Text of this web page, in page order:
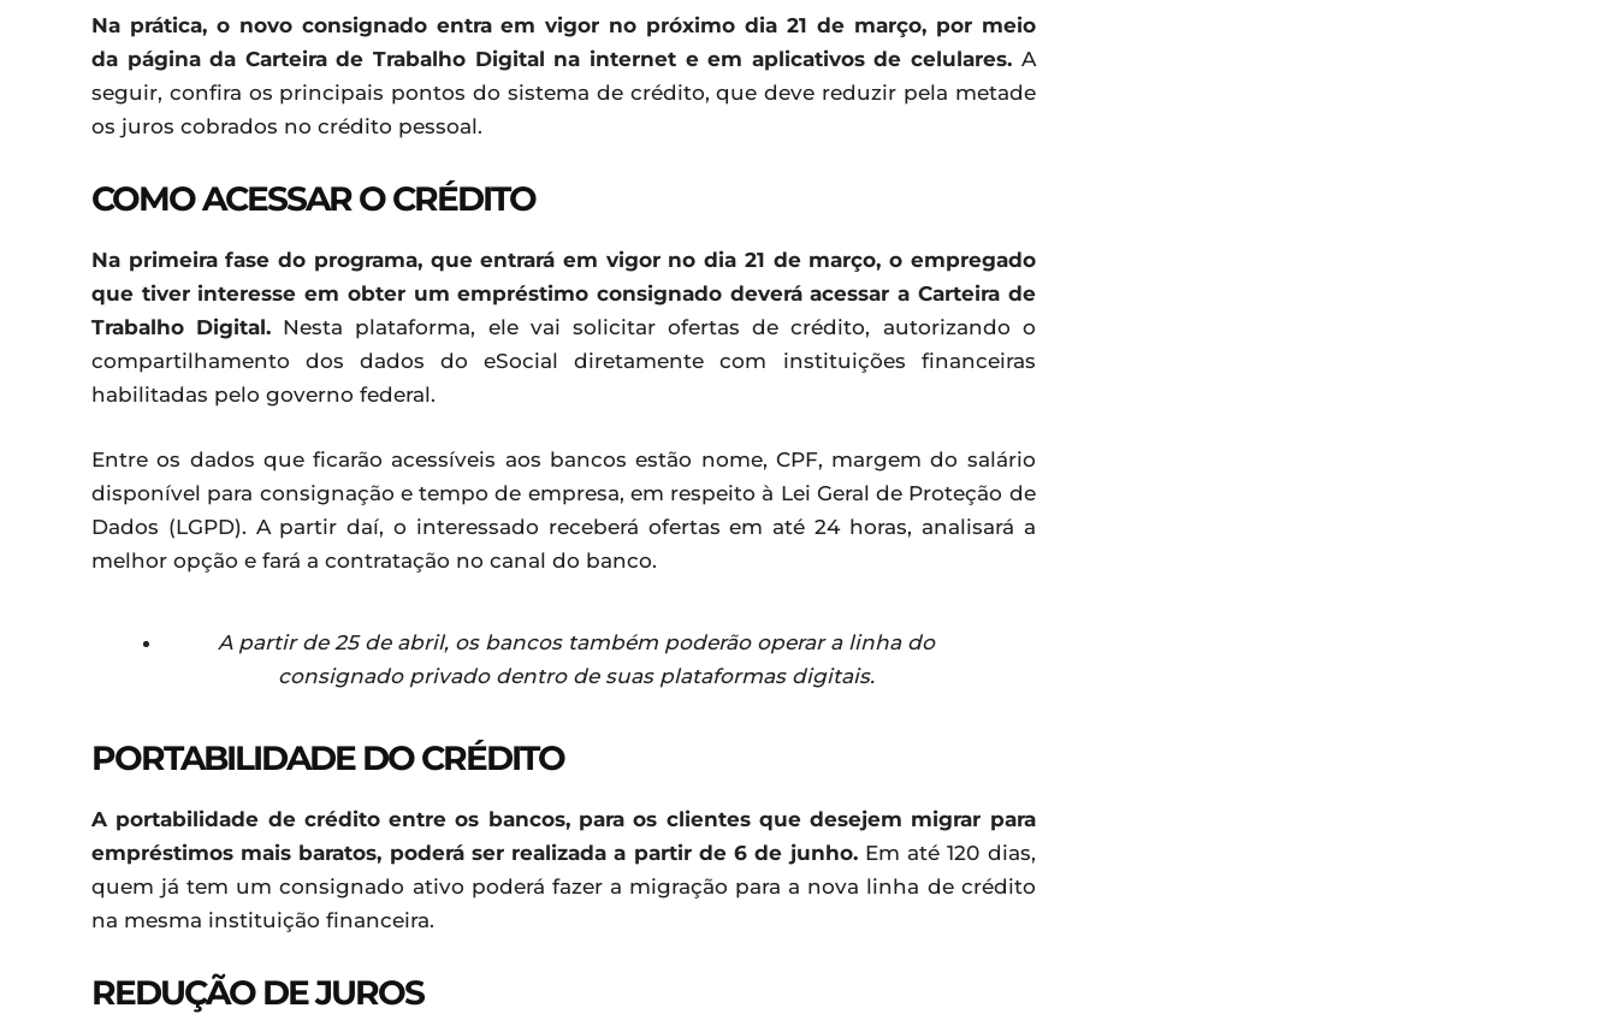
Na prática, o novo consignado entra em vigor no próximo dia 21 de março, por meio
da página da Carteira de Trabalho Digital na internet e em aplicativos de celulares. A
seguir, confira os principais pontos do sistema de crédito, que deve reduzir pela metade
os juros cobrados no crédito pessoal.
COMO ACESSAR O CRÉDITO
Na primeira fase do programa, que entrará em vigor no dia 21 de março, o empregado
que tiver interesse em obter um empréstimo consignado deverá acessar a Carteira de
Trabalho Digital. Nesta plataforma, ele vai solicitar ofertas de crédito, autorizando o
compartilhamento dos dados do eSocial diretamente com instituições financeiras
habilitadas pelo governo federal.
Entre os dados que ficarão acessíveis aos bancos estão nome, CPF, margem do salário
disponível para consignação e tempo de empresa, em respeito à Lei Geral de Proteção de
Dados (LGPD). A partir daí, o interessado receberá ofertas em até 24 horas, analisará a
melhor opção e fará a contratação no canal do banco.
A partir de 25 de abril, os bancos também poderão operar a linha do
consignado privado dentro de suas plataformas digitais.
PORTABILIDADE DO CRÉDITO
A portabilidade de crédito entre os bancos, para os clientes que desejem migrar para
empréstimos mais baratos, poderá ser realizada a partir de 6 de junho.Em até 120 dias,
quem já tem um consignado ativo poderá fazer a migração para a nova linha de crédito
na mesma instituição financeira.
REDUÇÃO DE JUROS